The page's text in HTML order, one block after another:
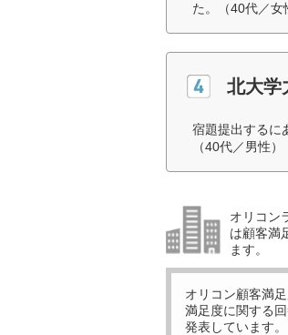
た。（40代／女
北大学
宿題提出するに
（40代／男性）
オリコン
は顧客満
ます。
オリコン顧客満
満足度に関する
発表しています。